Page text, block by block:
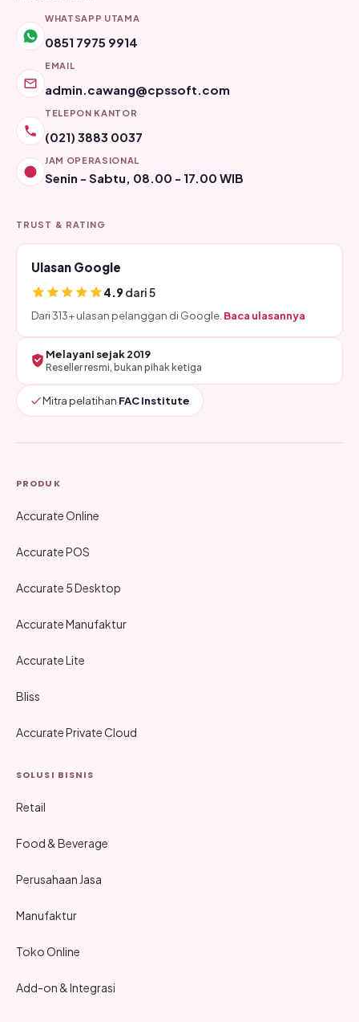
WHATSAPP UTAMA
0851 7975 9914
EMAIL
admin.cawang@cpssoft.com
TELEPON KANTOR
(021) 3883 0037
JAM OPERASIONAL
Senin - Sabtu, 08.00 - 17.00 WIB
TRUST & RATING
Ulasan Google
4.9dari 5
Dari 313+ ulasan pelanggan di Google. Baca ulasannya
Melayani sejak 2019
Reseller resmi, bukan pihak ketiga
Mitra pelatihan FAC Institute
PRODUK
Accurate Online
Accurate POS
Accurate 5 Desktop
Accurate Manufaktur
Accurate Lite
Bliss
Accurate Private Cloud
SOLUSI BISNIS
Retail
Food & Beverage
Perusahaan Jasa
Manufaktur
Toko Online
Add-on & Integrasi